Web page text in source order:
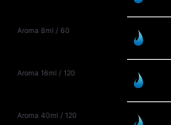
Aroma 8ml / 60
Aroma 16ml / 120
Aroma 40ml / 120